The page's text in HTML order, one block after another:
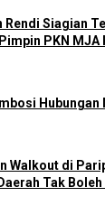
Rendi Siagian
PKN MJA
Hubungan
Walkout di
Tak